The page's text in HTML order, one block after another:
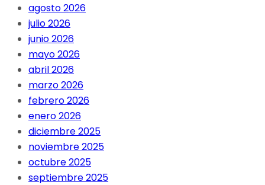
agosto 2026
julio 2026
junio 2026
mayo 2026
abril 2026
marzo 2026
febrero 2026
enero 2026
diciembre 2025
noviembre 2025
octubre 2025
septiembre 2025